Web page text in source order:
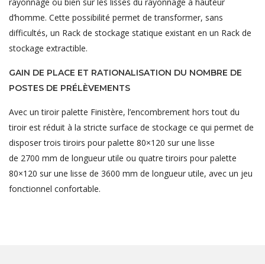
d’homme. Cette possibilité permet de transformer, sans
difficultés, un Rack de stockage statique existant en un Rack de
stockage extractible.
GAIN DE PLACE ET RATIONALISATION DU NOMBRE DE
POSTES DE PRÉLÈVEMENTS
Avec un tiroir palette Finistère, l’encombrement hors tout du
tiroir est réduit à la stricte surface de stockage ce qui permet de
disposer trois tiroirs pour palette 80×120 sur une lisse
de 2700 mm de longueur utile ou quatre tiroirs pour palette
80×120 sur une lisse de 3600 mm de longueur utile, avec un jeu
fonctionnel confortable.